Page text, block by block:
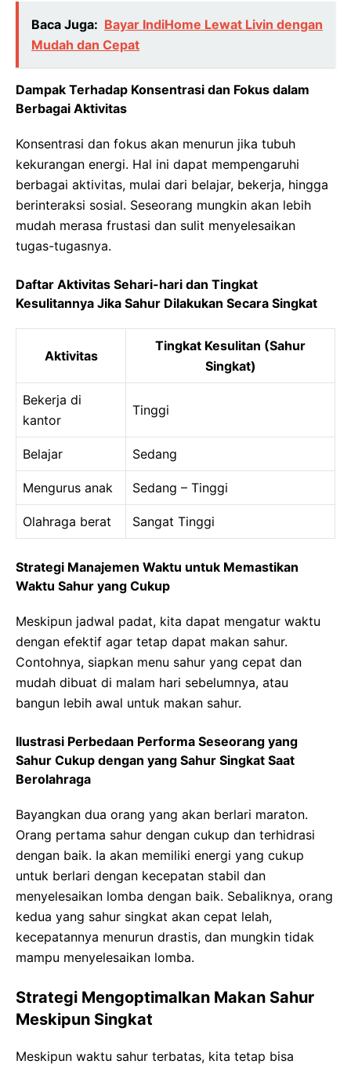
Baca Juga: Bayar IndiHome Lewat Livin dengan
Mudah dan Cepat
Dampak Terhadap Konsentrasi dan Fokus dalam
Berbagai Aktivitas
Konsentrasi dan fokus akan menurun jika tubuh
kekurangan energi. Hal ini dapat mempengaruhi
berbagai aktivitas, mulai dari belajar, bekerja, hingga
berinteraksi sosial. Seseorang mungkin akan lebih
mudah merasa frustasi dan sulit menyelesaikan
tugas-tugasnya.
Daftar Aktivitas Sehari-hari dan Tingkat
Kesulitannya Jika Sahur Dilakukan Secara Singkat
Aktivitas
Tingkat Kesulitan (Sahur
Singkat)
Bekerja di
kantor
Tinggi
Belajar Sedang
Mengurus anak Sedang – Tinggi
Olahraga berat Sangat Tinggi
Strategi Manajemen Waktu untuk Memastikan
Waktu Sahur yang Cukup
Meskipun jadwal padat, kita dapat mengatur waktu
dengan efektif agar tetap dapat makan sahur.
Contohnya, siapkan menu sahur yang cepat dan
mudah dibuat di malam hari sebelumnya, atau
bangun lebih awal untuk makan sahur.
Ilustrasi Perbedaan Performa Seseorang yang
Sahur Cukup dengan yang Sahur Singkat Saat
Berolahraga
Bayangkan dua orang yang akan berlari maraton.
Orang pertama sahur dengan cukup dan terhidrasi
dengan baik. Ia akan memiliki energi yang cukup
untuk berlari dengan kecepatan stabil dan
menyelesaikan lomba dengan baik. Sebaliknya, orang
kedua yang sahur singkat akan cepat lelah,
kecepatannya menurun drastis, dan mungkin tidak
mampu menyelesaikan lomba.
Strategi Mengoptimalkan Makan Sahur
Meskipun Singkat
Meskipun waktu sahur terbatas, kita tetap bisa